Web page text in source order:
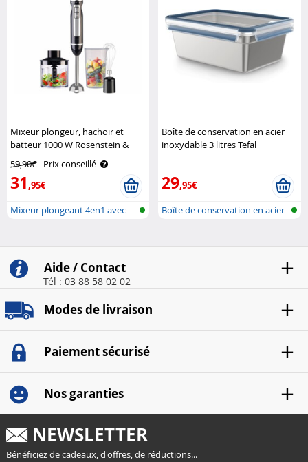
Mixeur plongeur, hachoir et
batteur 1000 W Rosenstein &
59,90€ Prix conseillé
31,95€
Mixeur plongeant 4en1 avec
Boîte de conservation en acier
inoxydable 3 litres Tefal
29,95€
Boîte de conservation en acier
Aide / Contact
Tél : 03 88 58 02 02
Modes de livraison
Paiement sécurisé
Nos garanties
NEWSLETTER
Bénéficiez de cadeaux, d'offres, de réductions...